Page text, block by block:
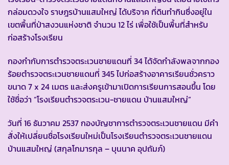
กล่อมดวงใจ ราษฎรบ้านแสมใหญ่ ได้บริจาค ที่ดินทำกินซึ่งอยู่ใน
เขตพื้นที่ป่าสงวนแห่งชาติ จำนวน 12 ไร่ เพื่อใช้เป็นพื้นที่สำหรับ
ก่อสร้างโรงเรียน
กองกำกับการตำรวจตระเวนชายแดนที่ 34 ได้จัดกำลังพลจากกอง
ร้อยตำรวจตระเวนชายแดนที่ 345 ไปก่อสร้างอาคารเรียนชั่วคราว
ขนาด 7 x 24 เมตร และส่งครูเข้ามาเปิดการเรียนการสอนขึ้น โดย
ใช้ชื่อว่า “โรงเรียนตำรวจตระเวน-ชายแดน บ้านแสมใหญ่”
วันที่ 16 ธันวาคม 2537 กองบัญชาการตำรวจตระเวนชายแดน มีคำ
สั่งให้เปลี่ยนชื่อโรงเรียนใหม่เป็นโรงเรียนตำรวจตระเวนชายแดน
บ้านแสมใหญ่ (สกุลโกมารกุล – บุนนาค อุปถัมภ์)